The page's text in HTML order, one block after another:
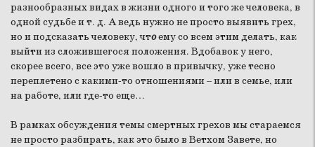
разнообразных видах в жизни одного и того же человека, в
одной судьбе и т. д. А ведь нужно не просто выявить грех,
но и подсказать человеку, чтоему со всем этим делать, как
выйти из сложившегося положения. Вдобавок у него,
скорее всего, все это уже вошло в привычку, уже тесно
переплетено с какими-то отношениями – или в семье, или
на работе, или где-то еще…
В рамках обсуждения темы смертных грехов мы стараемся
не просто разбирать, как это было в Ветхом Завете, но